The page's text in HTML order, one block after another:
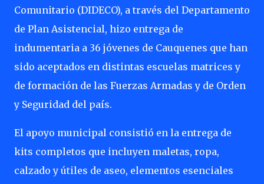
Comunitario (DIDECO), a través del Departamento
de Plan Asistencial, hizo entrega de
indumentaria a 36 jóvenes de Cauquenes que han
sido aceptados en distintas escuelas matrices y
de formación de las Fuerzas Armadas y de Orden
y Seguridad del país.
El apoyo municipal consistió en la entrega de
kits completos que incluyen maletas, ropa,
calzado y útiles de aseo, elementos esenciales